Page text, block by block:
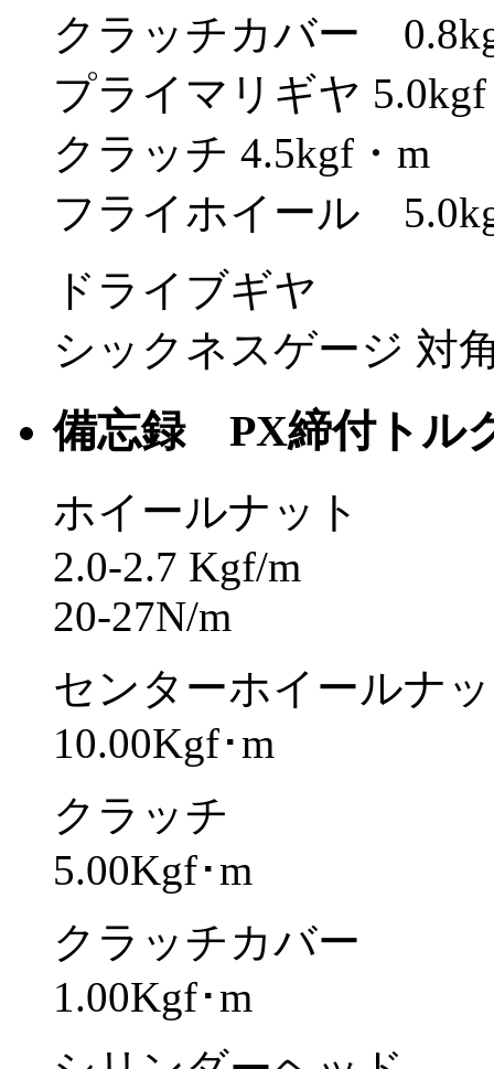
クラッチカバー
プライマリギヤ
クラッチ 4.5kgf・m
フライホイール
ドライブギヤ
シックネスゲージ 対
備忘録 PX締付トル
ホイールナット
2.0-2.7 Kgf/m
20-27N/m
センターホイールナ
10.00Kgf･m
クラッチ
5.00Kgf･m
クラッチカバー
1.00Kgf･m